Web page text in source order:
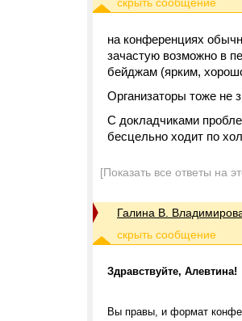
на конференциях
зачастую возможно в
бейджам (ярким,
Организаторы тоже не
С докладчиками
бесцельно ходит по
[Показать все ответы на
Галина В.
Здравствуйте, Алевтина!
Вы правы, и формат